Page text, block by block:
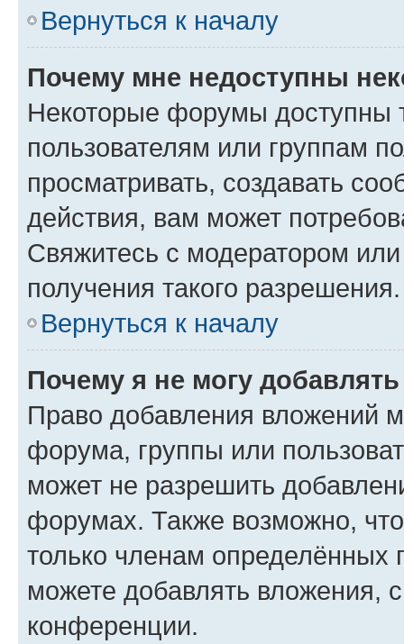
Вернуться к началу
Почему мне недоступны
Некоторые форумы доступны
пользователям или группам
просматривать, создавать
действия, вам может
Свяжитесь с модератором
получения такого разрешения.
Вернуться к началу
Почему я не могу
Право добавления вложений
форума, группы или
может не разрешить
форумах. Также возможно,
только членам определённых
можете добавлять вложения,
конференции.